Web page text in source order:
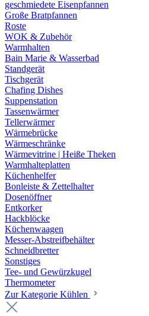
geschmiedete Eisenpfannen
Große Bratpfannen
Roste
WOK & Zubehör
Warmhalten
Bain Marie & Wasserbad
Standgerät
Tischgerät
Chafing Dishes
Suppenstation
Tassenwärmer
Tellerwärmer
Wärmebrücke
Wärmeschränke
Wärmevitrine | Heiße Theken
Warmhalteplatten
Küchenhelfer
Bonleiste & Zettelhalter
Dosenöffner
Entkorker
Hackblöcke
Küchenwaagen
Messer-Abstreifbehälter
Schneidbretter
Sonstiges
Tee- und Gewürzkugel
Thermometer
Zur Kategorie Kühlen